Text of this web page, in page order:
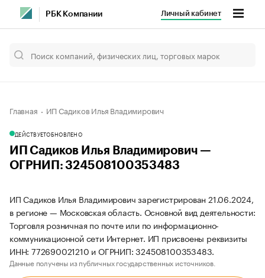
РБК Компании Личный кабинет
Главная ИП Садиков Илья Владимирович
ДЕЙСТВУЕТОБНОВЛЕНО
ИП Садиков Илья Владимирович —
ОГРНИП: 324508100353483
ИП Садиков Илья Владимирович зарегистрирован 21.06.2024,
в регионе — Московская область. Основной вид деятельности:
Торговля розничная по почте или по информационно-
коммуникационной сети Интернет. ИП присвоены реквизиты
ИНН: 772690021210 и ОГРНИП: 324508100353483.
Данные получены из публичных государственных источников.